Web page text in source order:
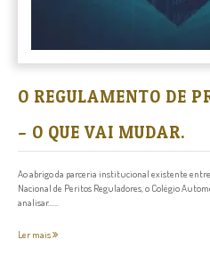
O REGULAMENTO DE
– O QUE VAI MUDAR.
Ao abrigo da parceria institucional existente
Nacional de Peritos Reguladores, o Colégio
analisar......
Ler mais